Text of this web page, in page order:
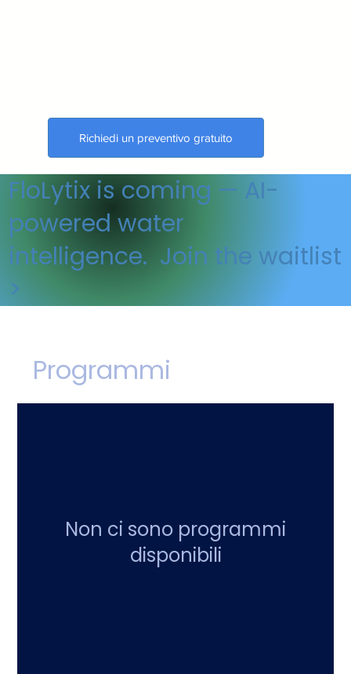
Richiedi un preventivo gratuito
🇺🇸 Made in the USA
Programmi
Non ci sono programmi
disponibili
FloLytix is coming — AI-
powered water
intelligence. Join the waitlist
>